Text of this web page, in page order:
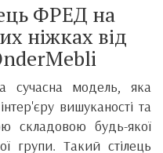
ФРЕД на
ніжках від
сучасна модель, яка
вишуканості та
складовою будь-якої
групи. Такий стілець